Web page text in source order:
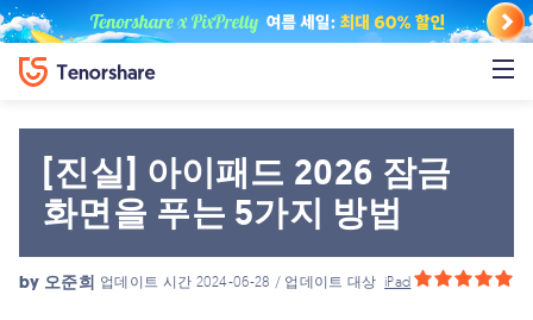
[진실] 아이패드 2026 잠금
화면을 푸는 5가지 방법
by 오준희 업데이트 시간 2024-06-28 / 업데이트 대상iPad